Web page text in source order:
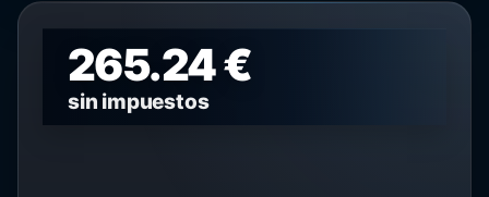
265.24 €
sin impuestos